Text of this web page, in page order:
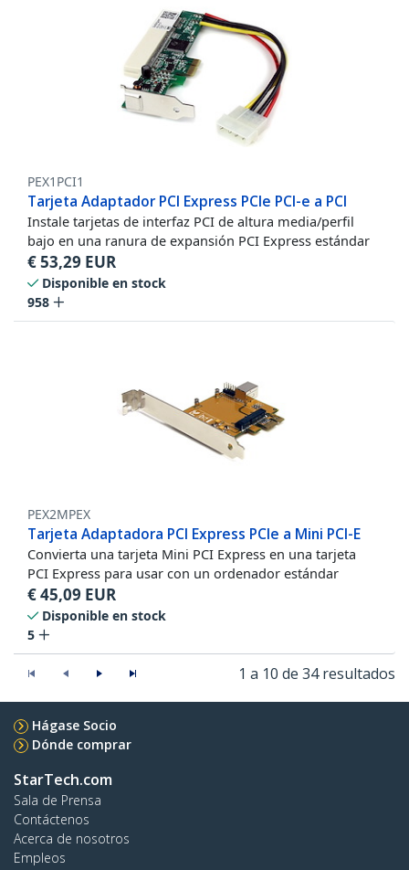
PEX1PCI1
Tarjeta Adaptador PCI Express PCIe PCI-e a PCI
Instale tarjetas de interfaz PCI de altura media/perfil
bajo en una ranura de expansión PCI Express estándar
€53,29 EUR
Disponible en stock
958
PEX2MPEX
Tarjeta Adaptadora PCI Express PCIe a Mini PCI-E
Convierta una tarjeta Mini PCI Express en una tarjeta
PCI Express para usar con un ordenador estándar
€45,09 EUR
Disponible en stock
5
1 a 10 de 34 resultados
Hágase Socio
Dónde comprar
StarTech.com
Sala de Prensa
Contáctenos
Acerca de nosotros
Empleos